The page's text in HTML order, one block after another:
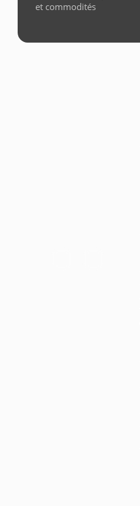
et commodités